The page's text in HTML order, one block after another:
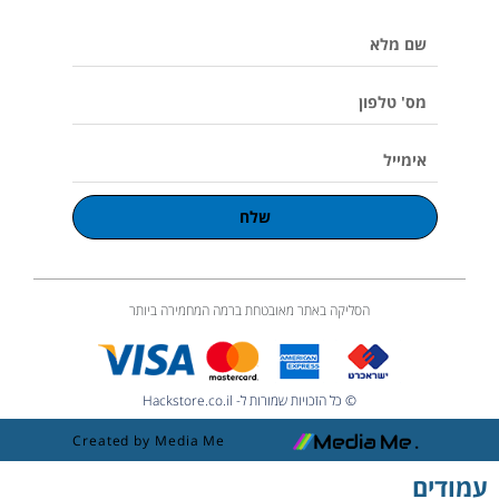
m
מלא
טלפון
שלח
הסליקה באתר מאובטחת ברמה המחמירה ביותר
© כל הזכויות שמורות ל- Hackstore.co.il
Created by Media Me
עמודים